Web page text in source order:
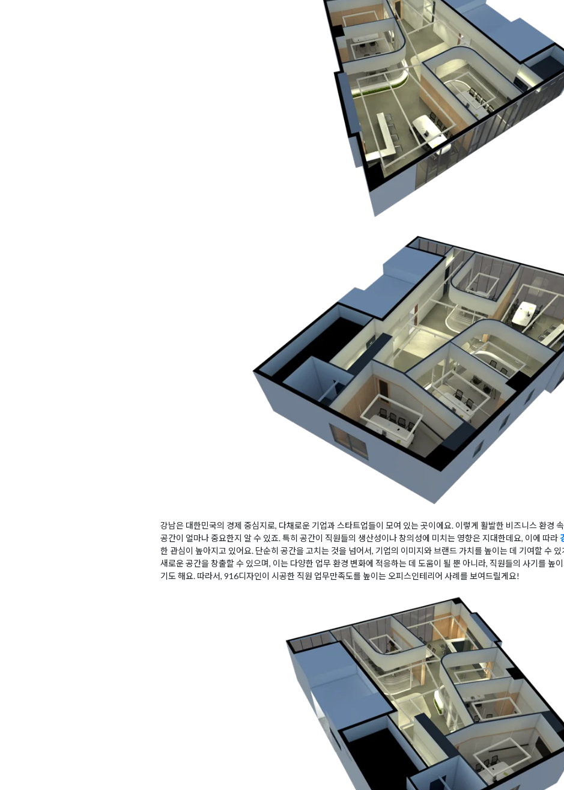
강남은 대한민국의 경제 중심지로, 다채로운 기업과 스타트업들이 모여 있는 곳이에요. 이렇게 활발한 비즈니스 환경
공간이 얼마나 중요한지 알 수 있죠. 특히 공간이 직원들의 생산성이나 창의성에 미치는 영향은 지대한데요, 이에 따라
한 관심이 높아지고 있어요. 단순히 공간을 고치는 것을 넘어서, 기업의 이미지와 브랜드 가치를 높이는 데 기여할 수
새로운 공간을 창출할 수 있으며, 이는 다양한 업무 환경 변화에 적응하는 데 도움이 될 뿐 아니라, 직원들의 사기를 높
기도 해요. 따라서, 916디자인이 시공한 직원 업무만족도를 높이는 오피스인테리어 사례를 보여드릴게요!